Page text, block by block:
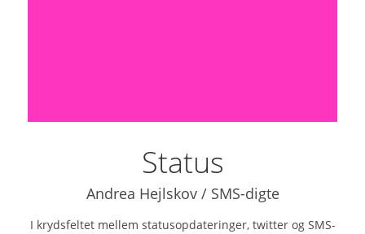
Status
Andrea Hejlskov / SMS-digte
I krydsfeltet mellem statusopdateringer, twitter og SMS-